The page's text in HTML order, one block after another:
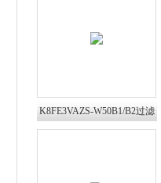
K8FE3VAZS-W50B1/B2过滤
器滤芯K8普优滤器